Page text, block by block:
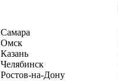
Самара
Омск
Казань
Челябинск
Ростов-на-Дону